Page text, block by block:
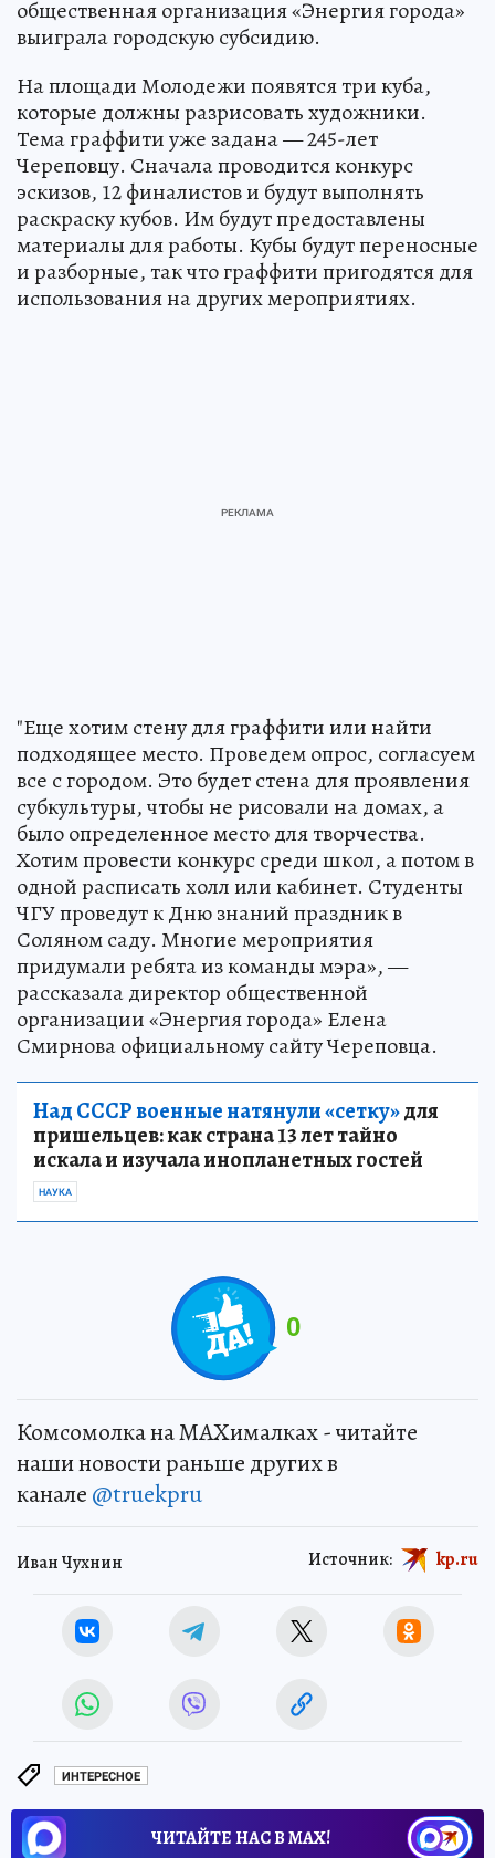
общественная организация «Энергия города»
выиграла городскую субсидию.
На площади Молодежи появятся три куба,
которые должны разрисовать художники.
Тема граффити уже задана — 245-лет
Череповцу. Сначала проводится конкурс
эскизов, 12 финалистов и будут выполнять
раскраску кубов. Им будут предоставлены
материалы для работы. Кубы будут переносные
и разборные, так что граффити пригодятся для
использования на других мероприятиях.
"Еще хотим стену для граффити или найти
подходящее место. Проведем опрос, согласуем
все с городом. Это будет стена для проявления
субкультуры, чтобы не рисовали на домах, а
было определенное место для творчества.
Хотим провести конкурс среди школ, а потом в
одной расписать холл или кабинет. Студенты
ЧГУ проведут к Дню знаний праздник в
Соляном саду. Многие мероприятия
придумали ребята из команды мэра», —
рассказала директор общественной
организации «Энергия города» Елена
Смирнова официальному сайту Череповца.
Над СССР военные натянули «сетку»для
пришельцев: как страна 13 лет тайно
искала и изучала инопланетных гостей
НАУКА
0
Комсомолка на MAXималках - читайте
наши новости раньше других в
канале @truekpru
Иван Чухнин Источник: kp.ru
ИНТЕРЕСНОЕ
ЧИТАЙТЕ НАС В МАХ!